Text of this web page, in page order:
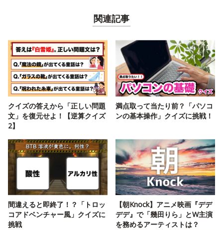
関連記事
クイズの答えから「正しい問題
文」を復元せよ！【逆算クイズ
2】
満点取って当たり前？「パソコ
ンの基本操作」クイズに挑戦！
間違えると即終了！？「トロッ
コアドベンチャー風」クイズに
挑戦
【朝Knock】アニメ映画『デデ
デデ』で「幾田りら」とW主演
を務めるアーティストは？